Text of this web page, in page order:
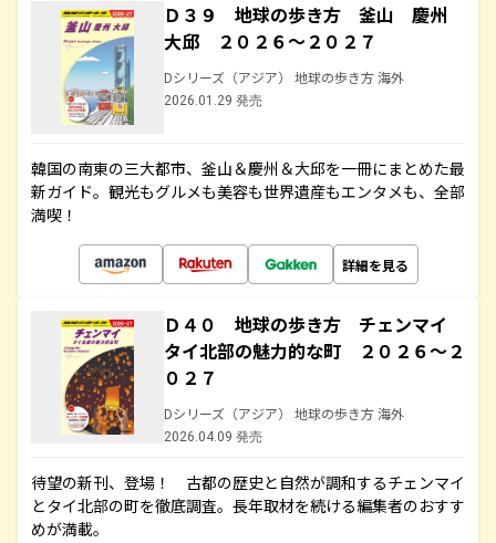
Ｄ３９ 地球の歩き方 釜山 慶州
大邱 ２０２６～２０２７
Dシリーズ（アジア） 地球の歩き方 海外
2026.01.29 発売
韓国の南東の三大都市、釜山＆慶州＆大邱を一冊にまとめた最
新ガイド。観光もグルメも美容も世界遺産もエンタメも、全部
満喫！
詳細を見る
Ｄ４０ 地球の歩き方 チェンマイ
タイ北部の魅力的な町 ２０２６～２
０２７
Dシリーズ（アジア） 地球の歩き方 海外
2026.04.09 発売
待望の新刊、登場！ 古都の歴史と自然が調和するチェンマイ
とタイ北部の町を徹底調査。長年取材を続ける編集者のおすす
めが満載。